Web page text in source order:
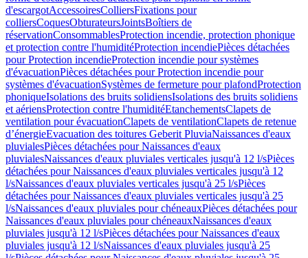
d'escargotAccessoiresColliersFixations pour
colliersCoquesObturateursJointsBoîtiers de
réservationConsommablesProtection incendie, protection phonique
et protection contre l'humiditéProtection incendiePièces détachées
pour Protection incendieProtection incendie pour systèmes
d'évacuationPièces détachées pour Protection incendie pour
systèmes d'évacuationSystèmes de fermeture pour plafondProtection
phoniqueIsolations des bruits solidiensIsolations des bruits solidiens
et aériensProtection contre l'humiditéEtanchementsClapets de
ventilation pour évacuationClapets de ventilationClapets de retenue
d’énergieEvacuation des toitures Geberit PluviaNaissances d'eaux
pluvialesPièces détachées pour Naissances d'eaux
pluvialesNaissances d'eaux pluviales verticales jusqu'à 12 l/sPièces
détachées pour Naissances d'eaux pluviales verticales jusqu'à 12
l/sNaissances d'eaux pluviales verticales jusqu'à 25 l/sPièces
détachées pour Naissances d'eaux pluviales verticales jusqu'à 25
l/sNaissances d'eaux pluviales pour chéneauxPièces détachées pour
Naissances d'eaux pluviales pour chéneauxNaissances d'eaux
pluviales jusqu'à 12 l/sPièces détachées pour Naissances d'eaux
pluviales jusqu'à 12 l/sNaissances d'eaux pluviales jusqu'à 25